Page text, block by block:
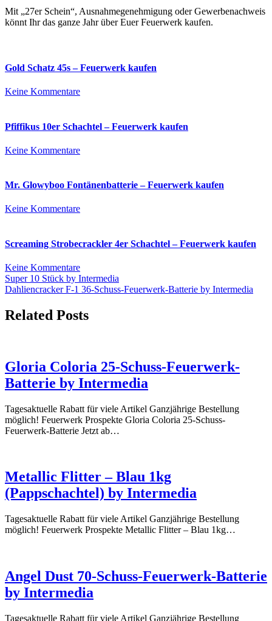
Mit „27er Schein“, Ausnahmegenehmigung oder Gewerbenachweis
könnt Ihr das ganze Jahr über Euer Feuerwerk kaufen.
Gold Schatz 45s – Feuerwerk kaufen
Keine Kommentarezu
45s
–
kaufen
Pfiffikus 10er Schachtel – Feuerwerk kaufen
Keine Kommentarezu
Schachtel
kaufen
Mr. Glowyboo Fontänenbatterie – Feuerwerk kaufen
Keine Kommentarezu
Fontänenbatterie
–
kaufen
Screaming Strobecrackler 4er Schachtel – Feuerwerk kaufen
Keine Kommentarezu
Screaming
Strobecrackler
Schachtel
–
Beitrags-
Navigation
Super 10 Stück by Intermedia
Dahliencracker F-1 36-Schuss-Feuerwerk-Batterie by Intermedia
Related Posts
Gloria Coloria 25-Schuss-Feuerwerk-
Batterie by Intermedia
Tagesaktuelle Rabatt für viele Artikel Ganzjährige Bestellung
möglich! Feuerwerk Prospekte Gloria Coloria 25-Schuss-
Feuerwerk-Batterie Jetzt ab…
Metallic Flitter – Blau 1kg
(Pappschachtel) by Intermedia
Tagesaktuelle Rabatt für viele Artikel Ganzjährige Bestellung
möglich! Feuerwerk Prospekte Metallic Flitter – Blau 1kg…
Angel Dust 70-Schuss-Feuerwerk-Batterie
by Intermedia
Tagesaktuelle Rabatt für viele Artikel Ganzjährige Bestellung